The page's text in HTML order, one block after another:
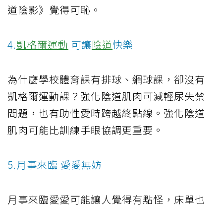
道陰影》覺得可恥。
4.凱格爾運動 可讓陰道快樂
為什麼學校體育課有排球、網球課，卻沒有
凱格爾運動課？強化陰道肌肉可減輕尿失禁
問題，也有助性愛時跨越終點線。強化陰道
肌肉可能比訓練手眼協調更重要。
5.月事來臨 愛愛無妨
月事來臨愛愛可能讓人覺得有點怪，床單也